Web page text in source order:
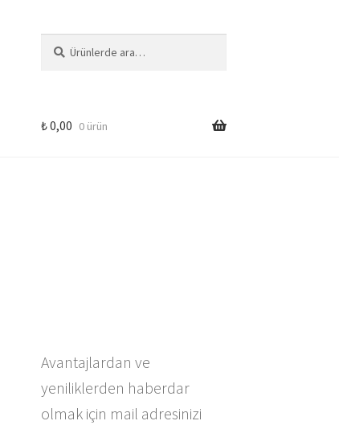
₺0,00 0 ürün
Avantajlardan ve
yeniliklerden haberdar
olmak için mail adresinizi